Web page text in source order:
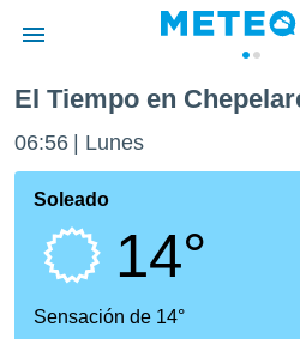
de
por
que se
calidad.
a este
las
El Tiempo en
06:56 Lunes
Soleado
14°
Sensación de 14°